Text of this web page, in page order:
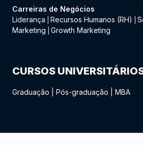
Carreiras de Negócios
Liderança
Recursos Humanos (RH)
Marketing
Growth Marketing
CURSOS
Graduação Pós-graduação MBA